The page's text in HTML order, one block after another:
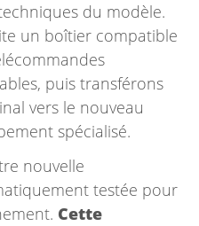
du modèle.
un boîtier compatible
puis transférons
vers le nouveau
spécialisé.
nouvelle
testée pour
Cette